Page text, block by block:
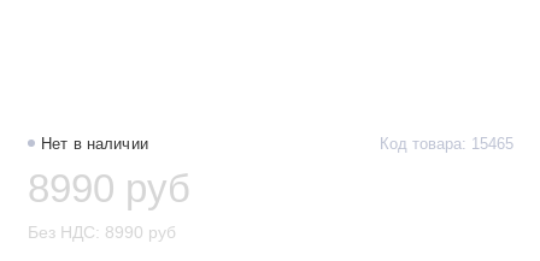
Нет в наличии Код товара: 15465
8990 руб
Без НДС: 8990 руб